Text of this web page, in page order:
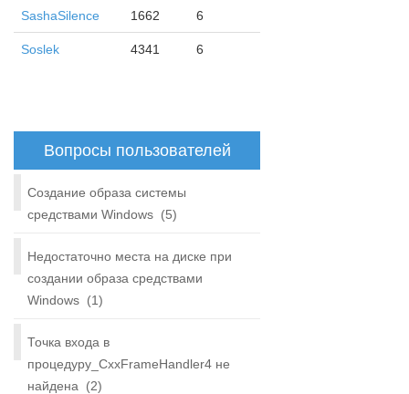
SashaSilence 1662 6
Soslek 4341 6
Вопросы пользователей
Создание образа системы
средствами Windows (5)
Недостаточно места на диске при
создании образа средствами
Windows (1)
Точка входа в
процедуру_CxxFrameHandler4 не
найдена
(2)